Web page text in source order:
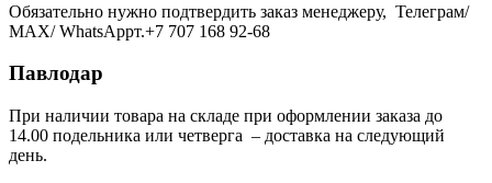
Обязательно нужно подтвердить заказ менеджеру, Телеграм/
МАХ/ WhatsAppт.+7 707 168 92-68
Павлодар
При наличии товара на складе при оформлении заказа до
14.00 подельника или четверга – доставка на следующий
день.